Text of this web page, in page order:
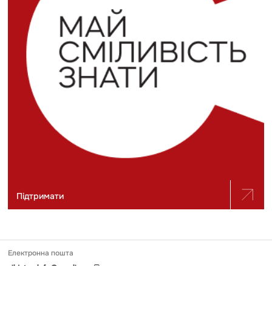
Підтримати
Електронна пошта
slidstvo.info@gmail.com